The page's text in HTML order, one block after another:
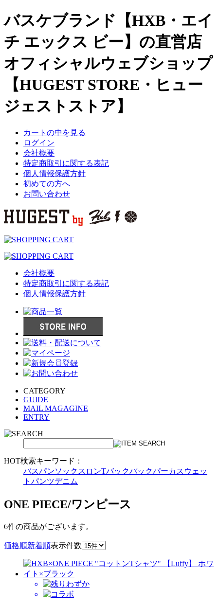
バスケブランド【HXB・エイ
チ エックス ビー】の直営店
オフィシャルウェブショップ
【HUGEST STORE・ヒュー
ジェストストア】
カートの中を見る
ログイン
会社概要
特定商取引に関する表記
個人情報保護方針
初めての方へ
お問い合わせ
会社概要
特定商取引に関する表記
個人情報保護方針
CATEGORY
GUIDE
MAIL MAGAGINE
ENTRY
HOT検索キーワード：
バスパンソックス ロンTバックパックパーカ スウェッ
トパンツデニム
ONE PIECE/ワンピース
6件の商品がございます。
価格順新着順表示件数